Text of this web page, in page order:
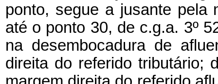
ponto, segue a jusante pela
até o ponto 30, de c.g.a. 3º
na desembocadura de
direita do referido tributário;